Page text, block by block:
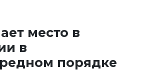
место в
в
порядке